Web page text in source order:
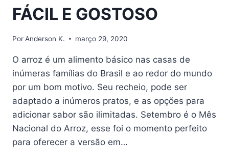
FÁCIL E GOSTOSO
PorAnderson K. março 29, 2020
O arroz é um alimento básico nas casas de
inúmeras famílias do Brasil e ao redor do mundo
por um bom motivo. Seu recheio, pode ser
adaptado a inúmeros pratos, e as opções para
adicionar sabor são ilimitadas. Setembro é o Mês
Nacional do Arroz, esse foi o momento perfeito
para oferecer a versão em…